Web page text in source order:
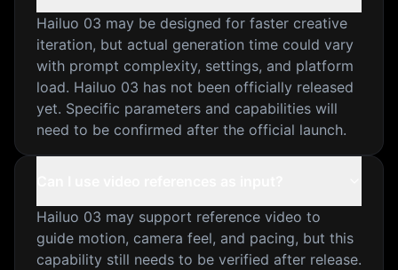
Hailuo 03 may be designed for faster creative
iteration, but actual generation time could vary
with prompt complexity, settings, and platform
load. Hailuo 03 has not been officially released
yet. Specific parameters and capabilities will
need to be confirmed after the official launch.
Hailuo 03 may support reference video to
guide motion, camera feel, and pacing, but this
capability still needs to be verified after release.